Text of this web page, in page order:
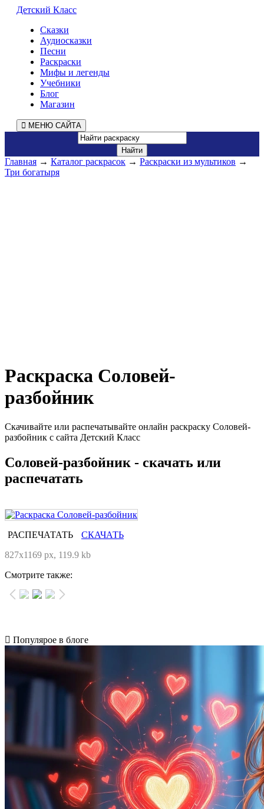
Детский Класс
Сказки
Аудиосказки
Песни
Раскраски
Мифы и легенды
Учебники
Блог
Магазин
МЕНЮ САЙТА
Главная → Каталог раскрасок → Раскраски из мультиков →
Три богатыря
Раскраска Соловей-
разбойник
Скачивайте или распечатывайте онлайн раскраску Соловей-
разбойник с сайта Детский Класс
Соловей-разбойник - скачать или
распечатать
РАСПЕЧАТАТЬ
СКАЧАТЬ
827x1169 px, 119.9 kb
Смотрите также:
Популярое в блоге